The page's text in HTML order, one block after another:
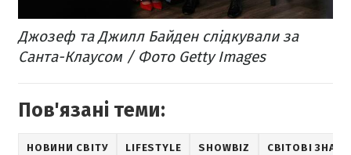
Джозеф та Джилл Байден слідкували за
Санта-Клаусом / Фото Getty Images
Пов'язані теми:
НОВИНИ СВІТУ LIFESTYLE SHOWBIZ СВІТОВІ